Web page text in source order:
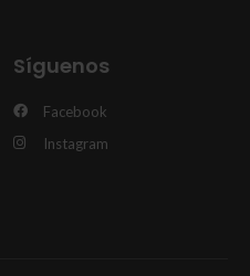
Síguenos
Facebook
Instagram